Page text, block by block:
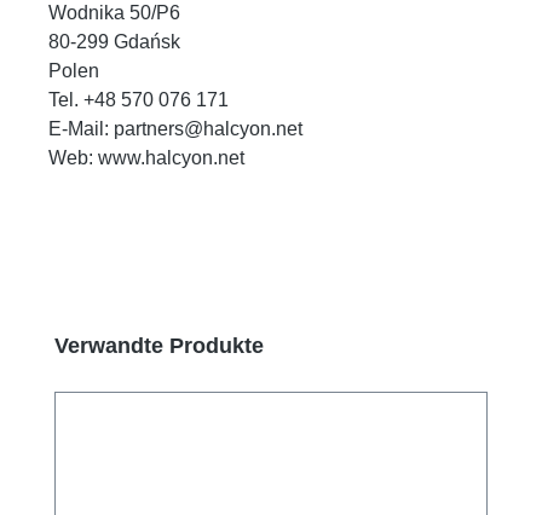
Wodnika 50/P6
80-299 Gdańsk
Polen
Tel. +48 570 076 171
E-Mail: partners@halcyon.net
Web: www.halcyon.net
Produktgalerie überspringen
Verwandte Produkte